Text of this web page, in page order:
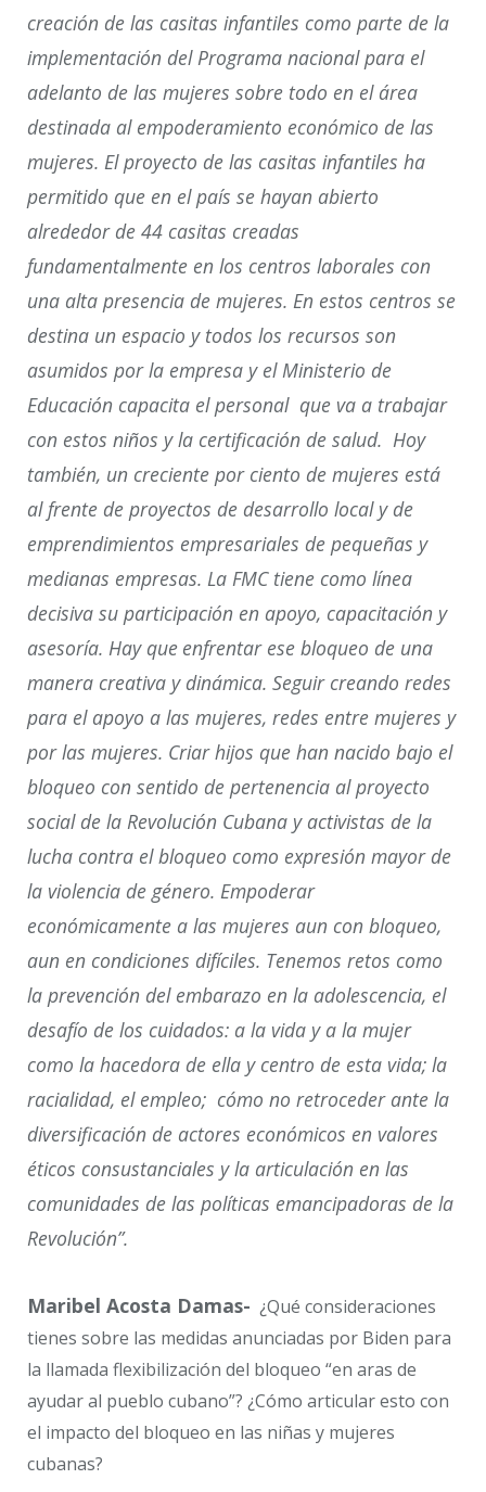
creación de las casitas infantiles como parte de la
implementación del Programa nacional para el
adelanto de las mujeres sobre todo en el área
destinada al empoderamiento económico de las
mujeres. El proyecto de las casitas infantiles ha
permitido que en el país se hayan abierto
alrededor de 44 casitas creadas
fundamentalmente en los centros laborales con
una alta presencia de mujeres. En estos centros se
destina un espacio y todos los recursos son
asumidos por la empresa y el Ministerio de
Educación capacita el personal que va a trabajar
con estos niños y la certificación de salud. Hoy
también, un creciente por ciento de mujeres está
al frente de proyectos de desarrollo local y de
emprendimientos empresariales de pequeñas y
medianas empresas. La FMC tiene como línea
decisiva su participación en apoyo, capacitación y
asesoría. Hay que enfrentar ese bloqueo de una
manera creativa y dinámica. Seguir creando redes
para el apoyo a las mujeres, redes entre mujeres y
por las mujeres. Criar hijos que han nacido bajo el
bloqueo con sentido de pertenencia al proyecto
social de la Revolución Cubana y activistas de la
lucha contra el bloqueo como expresión mayor de
la violencia de género. Empoderar
económicamente a las mujeres aun con bloqueo,
aun en condiciones difíciles. Tenemos retos como
la prevención del embarazo en la adolescencia, el
desafío de los cuidados: a la vida y a la mujer
como la hacedora de ella y centro de esta vida; la
racialidad, el empleo; cómo no retroceder ante la
diversificación de actores económicos en valores
éticos consustanciales y la articulación en las
comunidades de las políticas emancipadoras de la
Revolución”.
Maribel Acosta Damas- ¿Qué consideraciones
tienes sobre las medidas anunciadas por Biden para
la llamada flexibilización del bloqueo “en aras de
ayudar al pueblo cubano”? ¿Cómo articular esto con
el impacto del bloqueo en las niñas y mujeres
cubanas?